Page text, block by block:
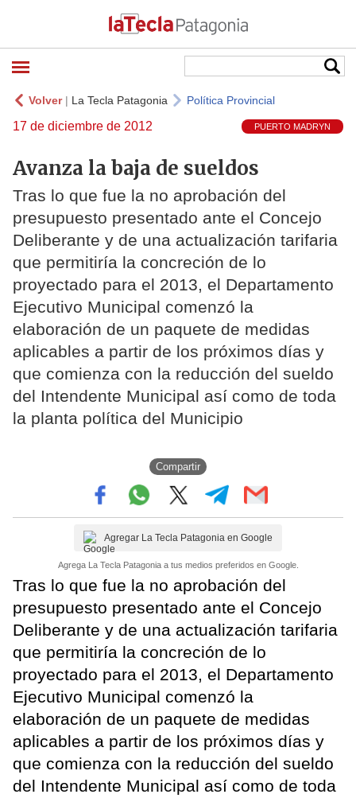
Volver| La Tecla Patagonia Política Provincial
17 de diciembre de 2012 PUERTO MADRYN
Avanza la baja de sueldos
Tras lo que fue la no aprobación del
presupuesto presentado ante el Concejo
Deliberante y de una actualización tarifaria
que permitiría la concreción de lo
proyectado para el 2013, el Departamento
Ejecutivo Municipal comenzó la
elaboración de un paquete de medidas
aplicables a partir de los próximos días y
que comienza con la reducción del sueldo
del Intendente Municipal así como de toda
la planta política del Municipio
Compartir
Agregar La Tecla Patagonia en Google
Agrega La Tecla Patagonia a tus medios preferidos en Google.
Tras lo que fue la no aprobación del
presupuesto presentado ante el Concejo
Deliberante y de una actualización tarifaria
que permitiría la concreción de lo
proyectado para el 2013, el Departamento
Ejecutivo Municipal comenzó la
elaboración de un paquete de medidas
aplicables a partir de los próximos días y
que comienza con la reducción del sueldo
del Intendente Municipal así como de toda